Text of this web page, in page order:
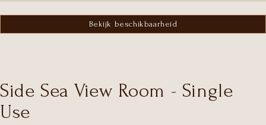
Bekijk beschikbaarheid
Side Sea View Room - Single
Use